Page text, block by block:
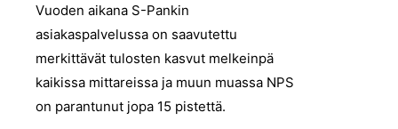
Vuoden aikana S-Pankin
asiakaspalvelussa on saavutettu
merkittävät tulosten kasvut melkeinpä
kaikissa mittareissa ja muun muassa NPS
on parantunut jopa 15 pistettä.